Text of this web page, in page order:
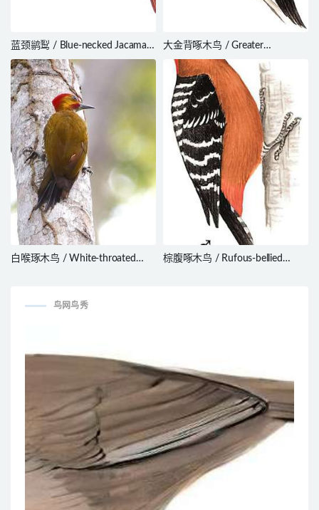
蓝颈鹟䴕 / Blue-necked Jacamar
/ Galbula cyanicollis
大金背啄木鸟 / Greater
Flameback / Chrysocolaptes
guttacristatus
白喉琢木鸟 / White-throated
棕腹啄木鸟 / Rufous-bellied
鸟网鸟秀